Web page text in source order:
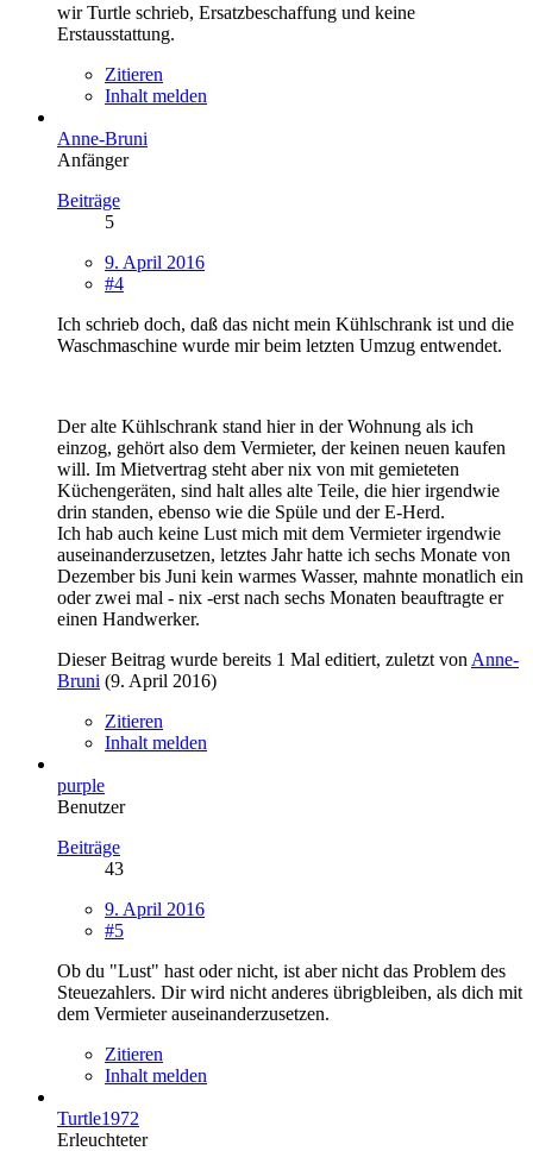
wir Turtle schrieb, Ersatzbeschaffung und keine
Erstausstattung.
Zitieren
Inhalt melden
Anne-Bruni
Anfänger
Beiträge
5
9. April 2016
#4
Ich schrieb doch, daß das nicht mein Kühlschrank ist und die
Waschmaschine wurde mir beim letzten Umzug entwendet.
Der alte Kühlschrank stand hier in der Wohnung als ich
einzog, gehört also dem Vermieter, der keinen neuen kaufen
will. Im Mietvertrag steht aber nix von mit gemieteten
Küchengeräten, sind halt alles alte Teile, die hier irgendwie
drin standen, ebenso wie die Spüle und der E-Herd.
Ich hab auch keine Lust mich mit dem Vermieter irgendwie
auseinanderzusetzen, letztes Jahr hatte ich sechs Monate von
Dezember bis Juni kein warmes Wasser, mahnte monatlich ein
oder zwei mal - nix -erst nach sechs Monaten beauftragte er
einen Handwerker.
Dieser Beitrag wurde bereits 1 Mal editiert, zuletzt von Anne-
Bruni (9. April 2016)
Zitieren
Inhalt melden
purple
Benutzer
Beiträge
43
9. April 2016
#5
Ob du "Lust" hast oder nicht, ist aber nicht das Problem des
Steuezahlers. Dir wird nicht anderes übrigbleiben, als dich mit
dem Vermieter auseinanderzusetzen.
Zitieren
Inhalt melden
Turtle1972
Erleuchteter